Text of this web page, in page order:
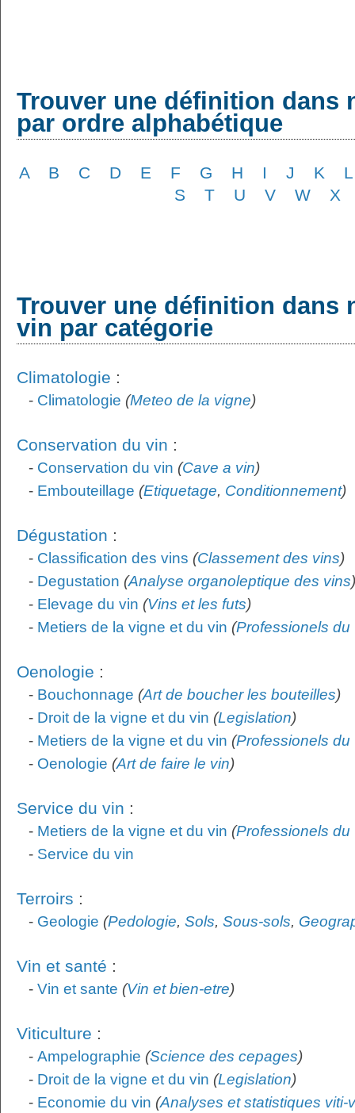
Trouver une définition dans
par ordre alphabétique
A B C D E F G H I J K
L
S
T U V W X
Trouver une définition dans
vin par catégorie
Climatologie :
- Climatologie (Meteo de la vigne)
Conservation du vin :
- Conservation du vin (Cave a vin)
- Embouteillage (Etiquetage, Conditionnement)
Dégustation :
- Classification des vins (Classement des vins)
- Degustation (Analyse organoleptique des vins)
- Elevage du vin (Vins et les futs)
- Metiers de la vigne et du vin (Professionels du
Oenologie :
- Bouchonnage (Art de boucher les bouteilles)
- Droit de la vigne et du vin (Legislation)
- Metiers de la vigne et du vin (Professionels du
- Oenologie (Art de faire le vin)
Service du vin :
- Metiers de la vigne et du vin (Professionels du
- Service du vin
Terroirs :
- Geologie (Pedologie, Sols, Sous-sols,
Vin et santé :
- Vin et sante (Vin et bien-etre)
Viticulture :
- Ampelographie (Science des cepages)
- Droit de la vigne et du vin (Legislation)
- Economie du vin (Analyses et statistiques viti-